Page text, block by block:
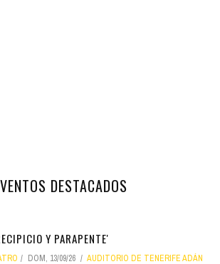
DESTACADOS
Y PARAPENTE'
DOM, 13/09/26
AUDITORIO DE TENERIFE ADÁN